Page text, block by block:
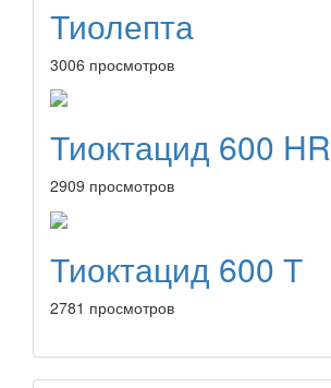
Тиолепта
3006 просмотров
Тиоктацид 600 HR
2909 просмотров
Тиоктацид 600 Т
2781 просмотров